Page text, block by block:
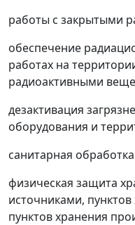
работы с закрытыми
обеспечение
работах на
радиоактивными
дезактивация
оборудования и
санитарная
физическая защита
источниками,
пунктов хранения